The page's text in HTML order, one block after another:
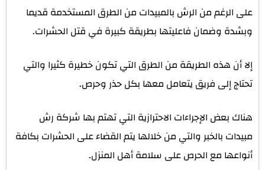
على الرغم من الرش بالمبيدات من الطرق المستخدمة قديما
وبشدة وضمان فاعليتها بطريقة كبيرة في قتل الحشرات.
إلا أن هذه الطريقة من الطرق التي تكون خطيرة كثيرا والتي
تحتاج إلى فريق يتعامل معها بكل حذر وحرص.
هناك بعض الإجراءات الاحترازية التي تهتم بها شركة رش
مبيدات بالخبر والتي من خلالها يتم القضاء على الحشرات بكافة
أنواعها مع الحرص على سلامة أهل المنزل.